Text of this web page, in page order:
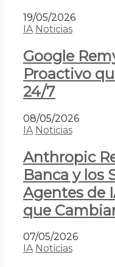
19/05/2026
IA Noticias
Google
Proactivo
24/7
08/05/2026
IA Noticias
Anthropic
Banca y los
Agentes de
que
07/05/2026
IA Noticias